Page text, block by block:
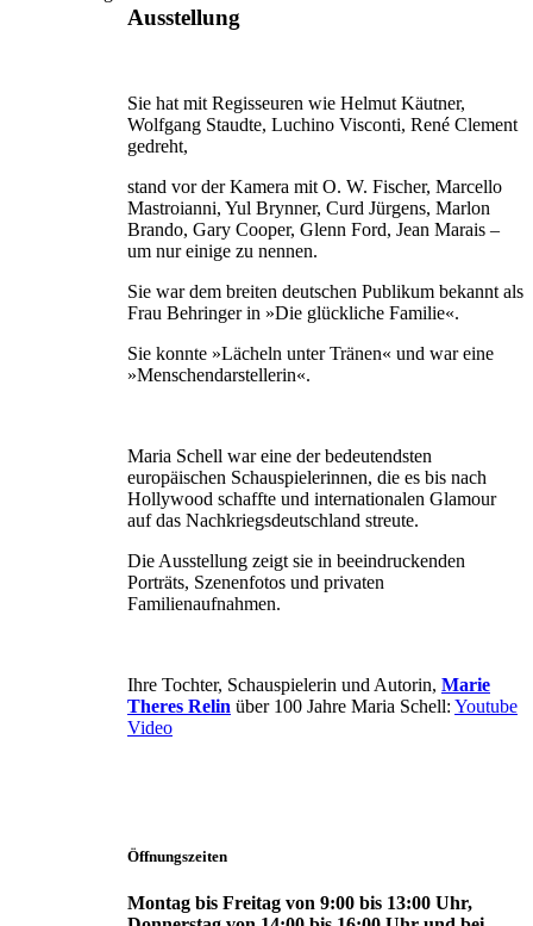
Ausstellung
Sie hat mit Regisseuren wie Helmut Käutner,
Wolfgang Staudte, Luchino Visconti, René Clement
gedreht,
stand vor der Kamera mit O. W. Fischer, Marcello
Mastroianni, Yul Brynner, Curd Jürgens, Marlon
Brando, Gary Cooper, Glenn Ford, Jean Marais –
um nur einige zu nennen.
Sie war dem breiten deutschen Publikum bekannt als
Frau Behringer in »Die glückliche Familie«.
Sie konnte »Lächeln unter Tränen« und war eine
»Menschendarstellerin«.
Maria Schell war eine der bedeutendsten
europäischen Schauspielerinnen, die es bis nach
Hollywood schaffte und internationalen Glamour
auf das Nachkriegsdeutschland streute.
Die Ausstellung zeigt sie in beeindruckenden
Porträts, Szenenfotos und privaten
Familienaufnahmen.
Ihre Tochter, Schauspielerin und Autorin, Marie
Theres Relin über 100 Jahre Maria Schell: Youtube
Video
Öffnungszeiten
Montag bis Freitag von 9:00 bis 13:00 Uhr,